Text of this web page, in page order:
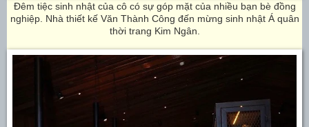
Đêm tiệc sinh nhật của cô có sự góp mặt của nhiều bạn bè đồng
nghiệp. Nhà thiết kế Văn Thành Công đến mừng sinh nhật Á quân
thời trang Kim Ngân.